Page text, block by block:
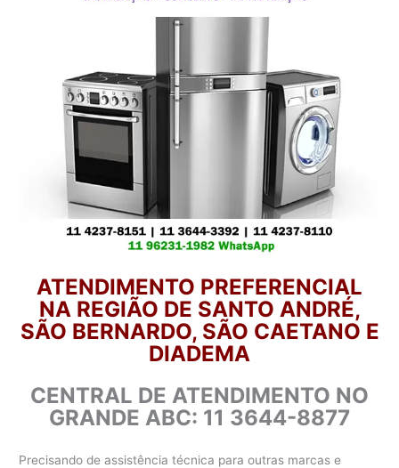
ATENDIMENTO PREFERENCIAL
NA REGIÃO DE SANTO ANDRÉ,
SÃO BERNARDO, SÃO CAETANO E
DIADEMA
CENTRAL DE ATENDIMENTO NO
GRANDE ABC: 11 3644-8877
Precisando de assistência técnica para outras marcas e